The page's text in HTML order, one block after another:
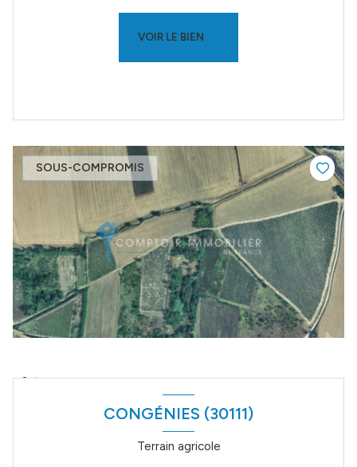
VOIR LE BIEN
SOUS-COMPROMIS
CONGÉNIES (30111)
Terrain agricole